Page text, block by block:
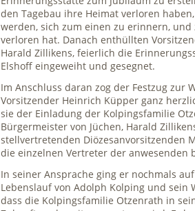
den Tagebau ihre Heimat verloren
werden, sich zum einen zu erinnern,
verloren hat. Danach enthüllten
Harald Zillikens, feierlich die
Elshoff eingeweiht und gesegnet.
Im Anschluss daran zog der Festzug zur
Vorsitzender Heinrich Küpper ganz
sie der Einladung der Kolpingsfamilie
Bürgermeister von Jüchen, Harald
stellvertretenden Diözesanvorsitzenden
die einzelnen Vertreter der
In seiner Ansprache ging er nochmals
Lebenslauf von Adolph Kolping und
dass die Kolpingsfamilie Otzenrath in